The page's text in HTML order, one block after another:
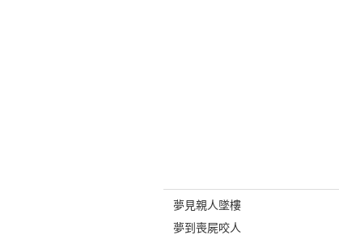
夢見親人墜樓
夢到喪屍咬人